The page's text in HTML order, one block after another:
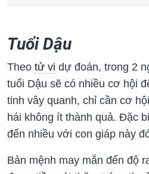
Tuổi Dậu
Theo tử vi dự đoán, trong 2
tuổi Dậu sẽ có nhiều cơ hội
tinh vây quanh, chỉ cần cơ
hái không ít thành quả. Đặc
đến nhiều với con giáp này
Bản mệnh may mắn đến độ